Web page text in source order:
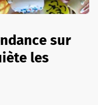
sur
les